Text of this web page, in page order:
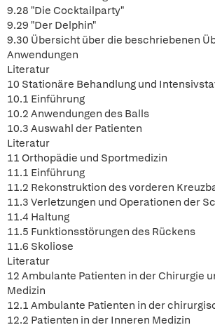
9.28 "Die Cocktailparty"
9.29 "Der Delphin"
9.30 Übersicht über die beschriebenen
Anwendungen
Literatur
10 Stationäre Behandlung und
10.1 Einführung
10.2 Anwendungen des Balls
10.3 Auswahl der Patienten
Literatur
11 Orthopädie und Sportmedizin
11.1 Einführung
11.2 Rekonstruktion des vorderen
11.3 Verletzungen und Operationen der
11.4 Haltung
11.5 Funktionsstörungen des Rückens
11.6 Skoliose
Literatur
12 Ambulante Patienten in der Chirurgie
Medizin
12.1 Ambulante Patienten in der
12.2 Patienten in der Inneren Medizin